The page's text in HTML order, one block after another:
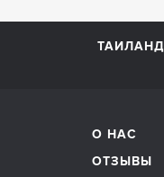
ТАИЛАНД
О НАС
ОТЗЫВЫ